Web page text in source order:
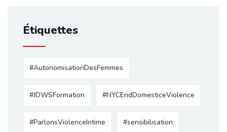
Étiquettes
#AutonomisationDesFemmes
#JDWSFormation #NYCEndDomesticeViolence
#ParlonsViolenceIntime #sensibilisation